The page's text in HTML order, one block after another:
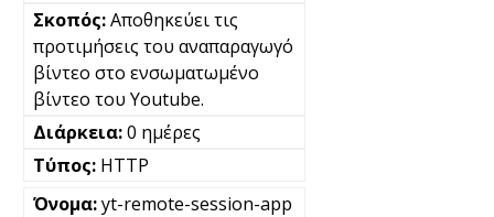
Αποθηκεύει τις
προτιμήσεις του αναπαραγωγό
βίντεο στο ενσωματωμένο
βίντεο του Youtube.
0 ημέρες
HTTP
yt-remote-session-app